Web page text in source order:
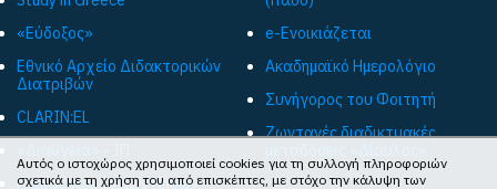
«Εύδοξος»
Εθνικό Αρχείο Διδακτορικών
Διατριβών
CLARIN:EL
Περιφέρεια Ιονίων Νήσων
e-Ενοικιάζεται
Ακαδημαϊκό Ημερολόγιο
Συνήγορος του Φοιτητή
Ζωντανές διαδικτυακές
Αυτός ο ιστοχώρος χρησιμοποιεί cookies για τη συλλογή πληροφοριών
σχετικά με τη χρήση του από επισκέπτες, με στόχο την κάλυψη των